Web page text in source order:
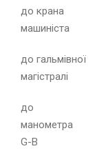
до крана
до гальмівної
до
G-B